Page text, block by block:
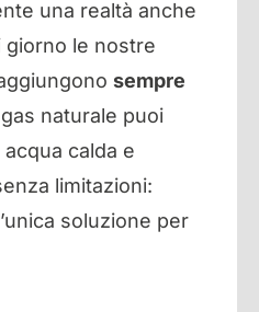
una realtà anche
giorno le nostre
sempre
naturale puoi
calda e
limitazioni:
soluzione per